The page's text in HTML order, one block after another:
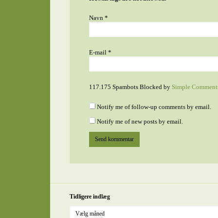
Navn *
E-mail *
117.175 Spambots Blocked by Simple
Notify me of follow-up comments by email.
Notify me of new posts by email.
Tidligere indlæg